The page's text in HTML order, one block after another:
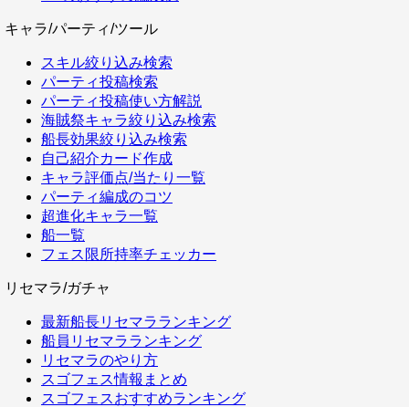
キャラ/パーティ/ツール
スキル絞り込み検索
パーティ投稿検索
パーティ投稿使い方解説
海賊祭キャラ絞り込み検索
船長効果絞り込み検索
自己紹介カード作成
キャラ評価点/当たり一覧
パーティ編成のコツ
超進化キャラ一覧
船一覧
フェス限所持率チェッカー
リセマラ/ガチャ
最新船長リセマラランキング
船員リセマラランキング
リセマラのやり方
スゴフェス情報まとめ
スゴフェスおすすめランキング